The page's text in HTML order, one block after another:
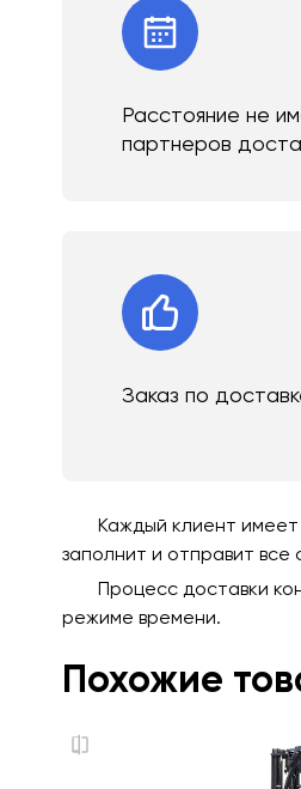
Расстояние не
партнеров
Заказ по
Каждый клиент имеет
заполнит и отправит
Процесс доставки
режиме времени.
Похожие